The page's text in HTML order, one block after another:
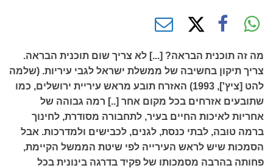
מה זה תוכנית הבראה? [...] לא צריך שום תוכנית הבראה.
צריך תיקון בחשיבה של ממשלת ישראל לגבי עיריות. (שלמה
להט [ציץ'], 1993) האזרח תובע מראש עיריית ירושלים, כמו
שתובעים אזרחים בכל מקום אחר [..] רמה גבוהה של
אחריות לאיכות החיים בעיר, לתחבורה מסודרת, לחינוך
ברמה טובה, לבתי כנסת, לגנים, לכבישים ולמדרכות. אבל
הסמכות שיש לראש העירייה לפי שיטת הממשל הקיימת,
פחותה בהרבה מסמכותו של פקיד בדרגה בינונית בכל